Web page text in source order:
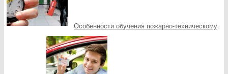
Особенности обучения пожарно-техническому